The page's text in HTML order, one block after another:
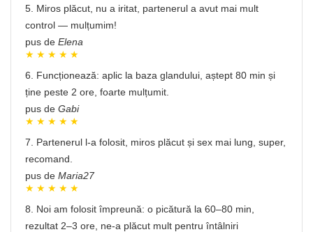
5. Miros plăcut, nu a iritat, partenerul a avut mai mult
control — mulțumim!
pus de Elena
6. Funcționează: aplic la baza glandului, aștept 80 min și
ține peste 2 ore, foarte mulțumit.
pus de Gabi
7. Partenerul l-a folosit, miros plăcut și sex mai lung, super,
recomand.
pus de Maria27
8. Noi am folosit împreună: o picătură la 60–80 min,
rezultat 2–3 ore, ne-a plăcut mult pentru întâlniri